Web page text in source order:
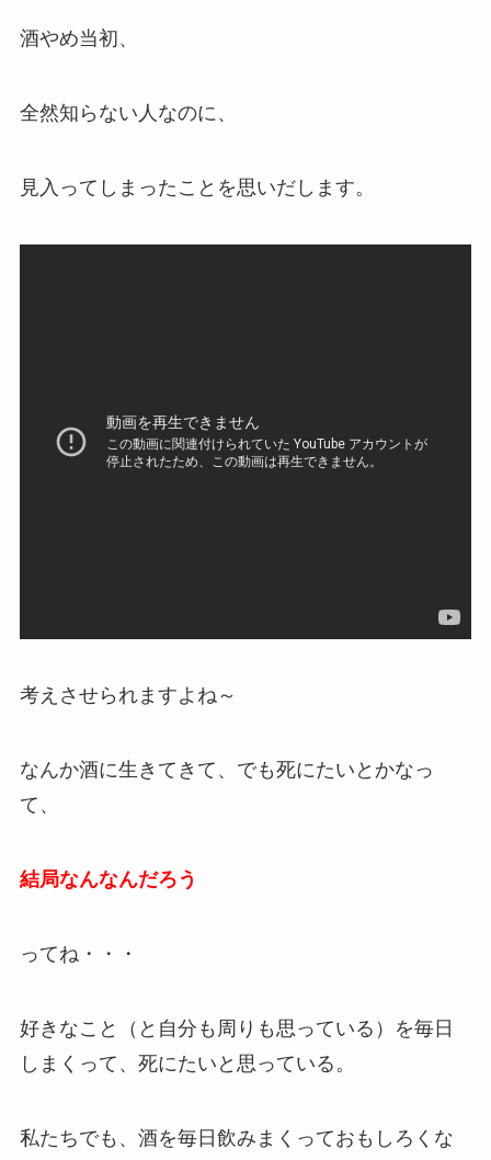
酒やめ当初、
全然知らない人なのに、
見入ってしまったことを思いだします。
考えさせられますよね～
なんか酒に生きてきて、でも死にたいとかなっ
て、
結局なんなんだろう
ってね・・・
好きなこと（と自分も周りも思っている）を毎日
しまくって、死にたいと思っている。
私たちでも、酒を毎日飲みまくっておもしろくな